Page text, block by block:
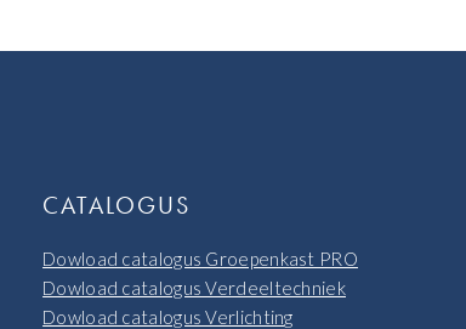
CATALOGUS
Dowload catalogus Groepenkast PRO
Dowload catalogus Verdeeltechniek
Dowload catalogus Verlichting